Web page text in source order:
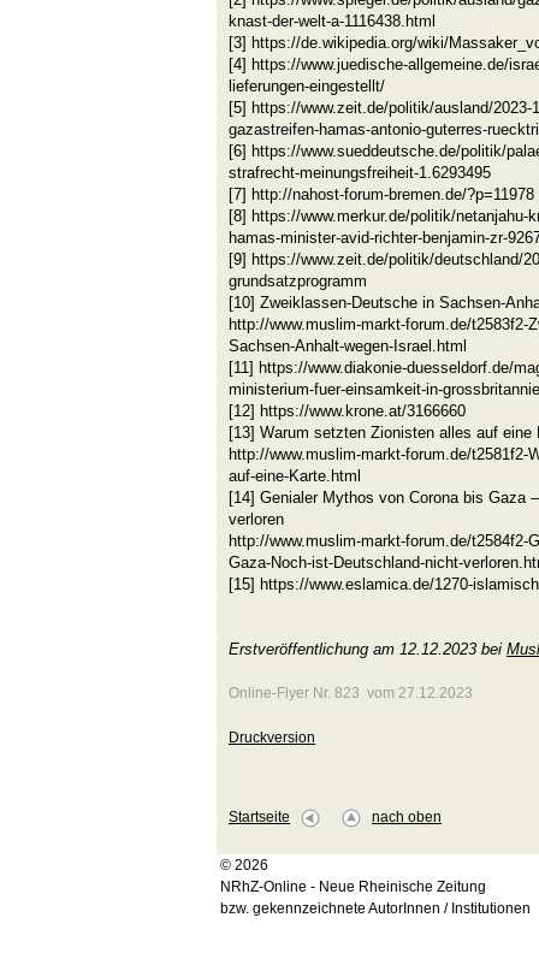
knast-der-welt-a-1116438.html
[3] https://de.wikipedia.org/wiki/
[4] https://www.juedische-allgemeine.de/
lieferungen-eingestellt/
[5] https://www.zeit.de/politik/ausland/2023-
gazastreifen-hamas-antonio-guterres-
[6] https://www.sueddeutsche.de/politik/
strafrecht-meinungsfreiheit-1.6293495
[7] http://nahost-forum-bremen.de/?p=11978
[8] https://www.merkur.de/politik/netanjahu-
hamas-minister-avid-richter-benjamin-zr-
[9] https://www.zeit.de/politik/deutschland/
grundsatzprogramm
[10] Zweiklassen-Deutsche in Sachsen-
http://www.muslim-markt-forum.de/t2583f2-
Sachsen-Anhalt-wegen-Israel.html
[11] https://www.diakonie-duesseldorf.de/
ministerium-fuer-einsamkeit-in-
[12] https://www.krone.at/3166660
[13] Warum setzten Zionisten alles auf eine
http://www.muslim-markt-forum.de/t2581f2-
auf-eine-Karte.html
[14] Genialer Mythos von Corona bis Gaza
verloren
http://www.muslim-markt-forum.de/t2584f2-
Gaza-Noch-ist-Deutschland-nicht-
[15] https://www.eslamica.de/1270-
Erstveröffentlichung am 12.12.2023 bei
Online-Flyer Nr. 823 vom 27.12.2023
Druckversion
Startseite nach oben
© 2026
NRhZ-Online - Neue Rheinische Zeitung
bzw. gekennzeichnete AutorInnen / Institutionen